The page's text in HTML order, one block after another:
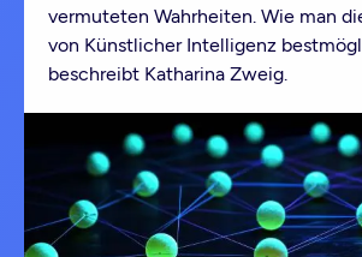
vermuteten Wahrheiten. Wie man
von Künstlicher Intelligenz
beschreibt Katharina Zweig.